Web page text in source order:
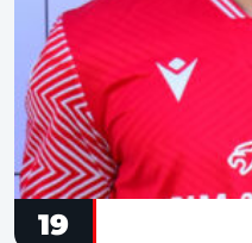
19